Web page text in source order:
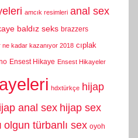
amcık resimleri anal sex
baldız seks brazzers
kadar kazanıyor 2018 cıplak
Ensest Hikaye Ensest Hikayeler
hdxtürkçe hijap
anal sex hijap sex
olgun türbanlı sex oyoh